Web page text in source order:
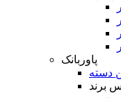
پاوربانک
دسته
برند